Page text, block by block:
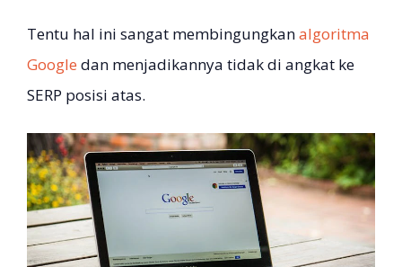
Tentu hal ini sangat membingungkanalgoritma
Google dan menjadikannya tidak di angkat ke
SERP posisi atas.